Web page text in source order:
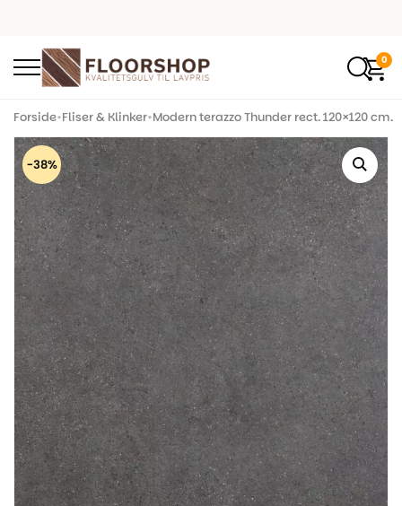
0
Forside•Fliser & Klinker•Modern terazzo Thunder rect. 120×120 cm.
-38%